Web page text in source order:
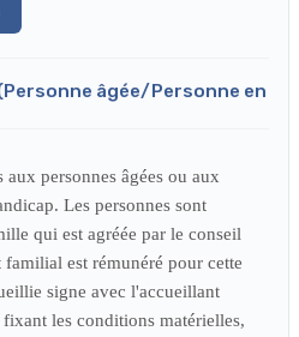
âgée/Personne en
personnes âgées ou aux
Les personnes sont
qui est agréée par le conseil
est rémunéré pour cette
signe avec l'accueillant
les conditions matérielles,